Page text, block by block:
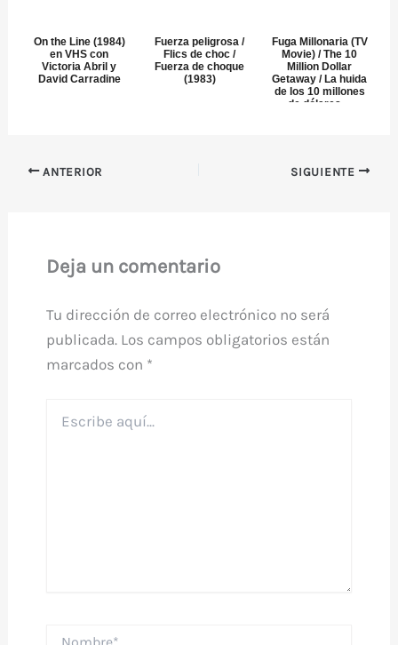
On the Line (1984)
en VHS con
Victoria Abril y
David Carradine
Fuerza peligrosa /
Flics de choc /
Fuerza de choque
(1983)
Fuga Millonaria (TV
Movie) / The 10
Million Dollar
Getaway / La huida
de los 10 millones
de dólares ...
ANTERIOR SIGUIENTE
Deja un comentario
Tu dirección de correo electrónico no será
publicada. Los campos obligatorios están
marcados con *
aquí...